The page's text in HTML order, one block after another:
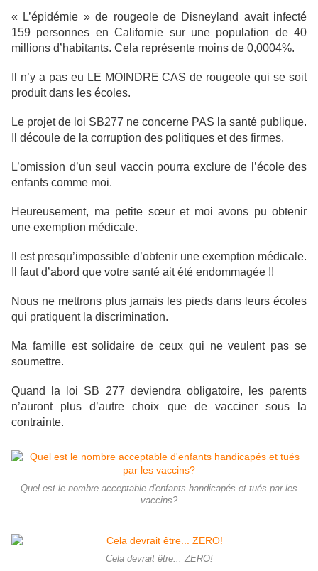
« L’épidémie » de rougeole de Disneyland avait infecté
159 personnes en Californie sur une population de 40
millions d’habitants. Cela représente moins de 0,0004%.
Il n’y a pas eu LE MOINDRE CAS de rougeole qui se soit
produit dans les écoles.
Le projet de loi SB277 ne concerne PAS la santé publique.
Il découle de la corruption des politiques et des firmes.
L’omission d’un seul vaccin pourra exclure de l’école des
enfants comme moi.
Heureusement, ma petite sœur et moi avons pu obtenir
une exemption médicale.
Il est presqu’impossible d’obtenir une exemption médicale.
Il faut d’abord que votre santé ait été endommagée !!
Nous ne mettrons plus jamais les pieds dans leurs écoles
qui pratiquent la discrimination.
Ma famille est solidaire de ceux qui ne veulent pas se
soumettre.
Quand la loi SB 277 deviendra obligatoire, les parents
n’auront plus d’autre choix que de vacciner sous la
contrainte.
Quel est le nombre acceptable d'enfants handicapés et tués par les
vaccins?
Cela devrait être... ZERO!